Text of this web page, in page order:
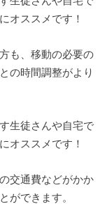
オススメです！
も、移動の必要の
の時間調整がより
生徒さんや自宅で
オススメです！
交通費などがかか
ができます。